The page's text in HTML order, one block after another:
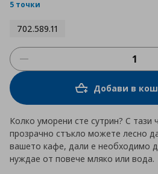
5 точки
702.589.11
Добави в
Колко уморени сте сутрин? С тази
прозрачно стъкло можете лесно
вашето кафе, дали е необходимо
нуждае от повече мляко или вода.